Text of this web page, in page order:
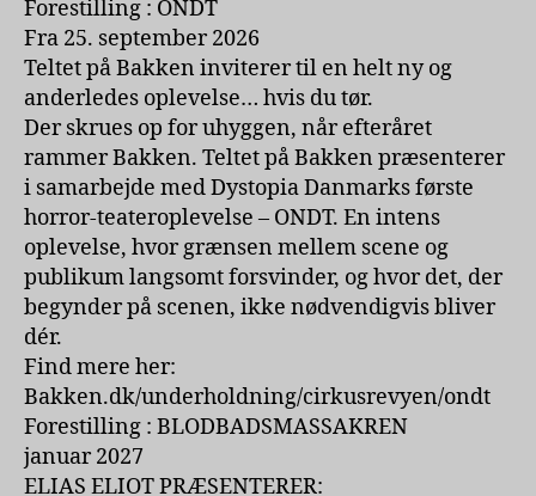
Forestilling : ONDT
Fra 25. september 2026
Teltet på Bakken inviterer til en helt ny og
anderledes oplevelse… hvis du tør.
Der skrues op for uhyggen, når efteråret
rammer Bakken. Teltet på Bakken præsenterer
i samarbejde med Dystopia Danmarks første
horror-teateroplevelse – ONDT. En intens
oplevelse, hvor grænsen mellem scene og
publikum langsomt forsvinder, og hvor det, der
begynder på scenen, ikke nødvendigvis bliver
dér.
Find mere her:
Bakken.dk/underholdning/cirkusrevyen/ondt
Forestilling : BLODBADSMASSAKREN
januar 2027
ELIAS ELIOT PRÆSENTERER: